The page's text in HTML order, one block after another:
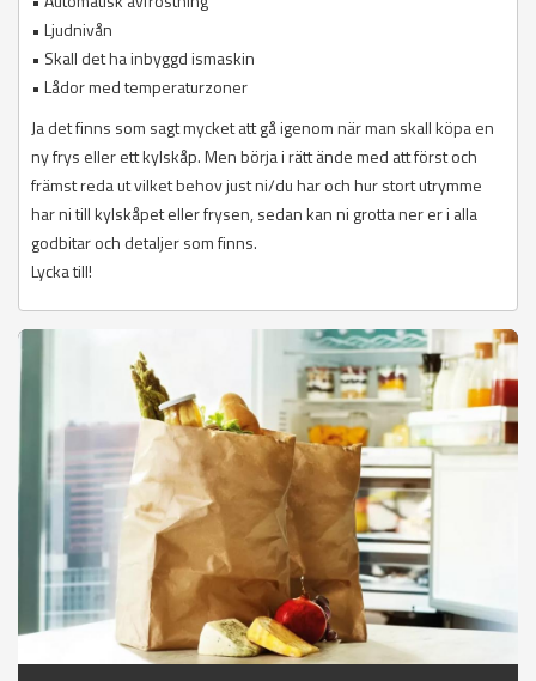
• Ljudnivån
• Skall det ha inbyggd ismaskin
• Lådor med temperaturzoner
Ja det finns som sagt mycket att gå igenom när man skall köpa en
ny frys eller ett kylskåp. Men börja i rätt ände med att först och
främst reda ut vilket behov just ni/du har och hur stort utrymme
har ni till kylskåpet eller frysen, sedan kan ni grotta ner er i alla
godbitar och detaljer som finns.
Lycka till!